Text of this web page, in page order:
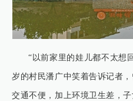
“以前家里的娃儿都不太想
岁的村民潘广中笑着告诉记者
交通不便，加上环境卫生差，